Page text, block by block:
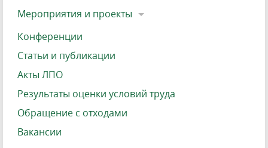
Мероприятия и проекты
Конференции
Статьи и публикации
Акты ЛПО
Результаты оценки условий труда
Обращение с отходами
Вакансии